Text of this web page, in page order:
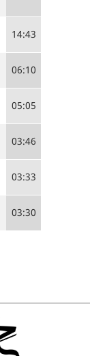
14:43
06:10
05:05
03:46
03:33
03:30